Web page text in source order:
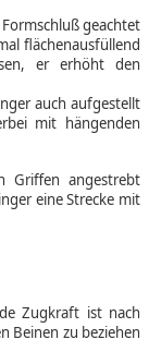
Wunschzettel
geachtet
flächenausfüllend
er erhöht den
auch aufgestellt
mit hängenden
Griffen angestrebt
eine Strecke mit
Zugkraft ist nach
Beinen zu beziehen